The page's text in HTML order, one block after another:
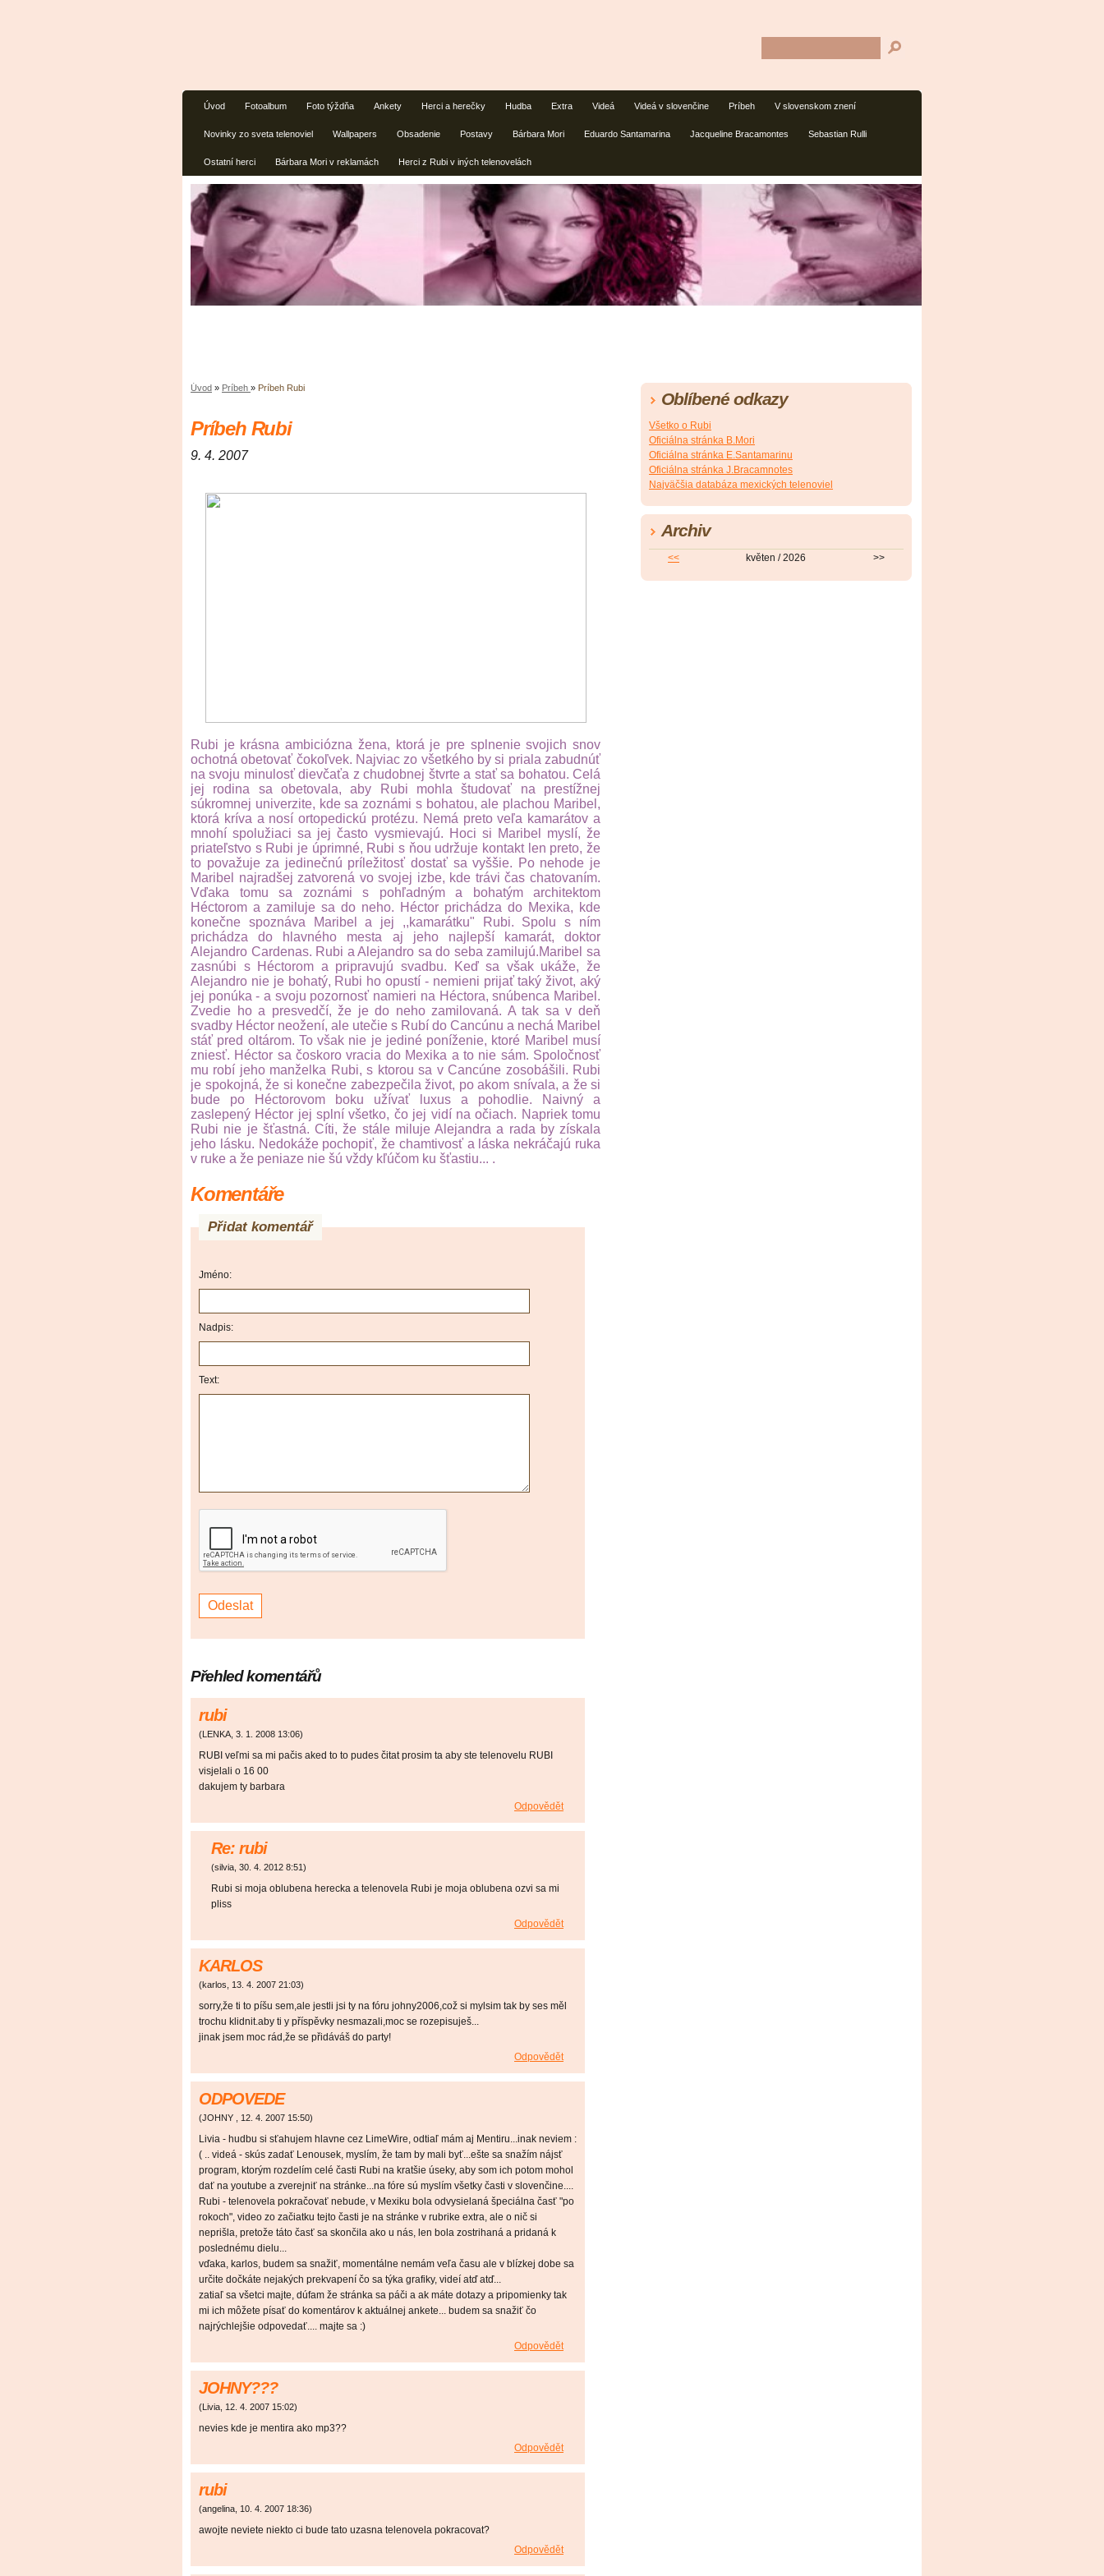
Úvod Fotoalbum Foto týždňa Ankety Herci a herečky Hudba Extra Videá Videá v slovenčine Príbeh V slovenskom znení
Novinky zo sveta telenoviel Wallpapers Obsadenie Postavy Bárbara Mori Eduardo Santamarina Jacqueline Bracamontes Sebastian Rulli
Ostatní herci Bárbara Mori v reklamách Herci z Rubi v iných telenovelách
Úvod » Príbeh » Príbeh Rubi
Príbeh Rubi
9. 4. 2007
Rubi je krásna ambiciózna žena, ktorá je pre splnenie svojich snov
ochotná obetovať čokoľvek. Najviac zo všetkého by si priala zabudnúť
na svoju minulosť dievčaťa z chudobnej štvrte a stať sa bohatou. Celá
jej rodina sa obetovala, aby Rubi mohla študovať na prestížnej
súkromnej univerzite, kde sa zoznámi s bohatou, ale plachou Maribel,
ktorá kríva a nosí ortopedickú protézu. Nemá preto veľa kamarátov a
mnohí spolužiaci sa jej často vysmievajú. Hoci si Maribel myslí, že
priateľstvo s Rubi je úprimné, Rubi s ňou udržuje kontakt len preto, že
to považuje za jedinečnú príležitosť dostať sa vyššie. Po nehode je
Maribel najradšej zatvorená vo svojej izbe, kde trávi čas chatovaním.
Vďaka tomu sa zoznámi s pohľadným a bohatým architektom
Héctorom a zamiluje sa do neho. Héctor prichádza do Mexika, kde
konečne spoznáva Maribel a jej ,,kamarátku" Rubi. Spolu s ním
prichádza do hlavného mesta aj jeho najlepší kamarát, doktor
Alejandro Cardenas. Rubi a Alejandro sa do seba zamilujú.Maribel sa
zasnúbi s Héctorom a pripravujú svadbu. Keď sa však ukáže, že
Alejandro nie je bohatý, Rubi ho opustí - nemieni prijať taký život, aký
jej ponúka - a svoju pozornosť namieri na Héctora, snúbenca Maribel.
Zvedie ho a presvedčí, že je do neho zamilovaná. A tak sa v deň
svadby Héctor neožení, ale utečie s Rubí do Cancúnu a nechá Maribel
stáť pred oltárom. To však nie je jediné poníženie, ktoré Maribel musí
zniesť. Héctor sa čoskoro vracia do Mexika a to nie sám. Spoločnosť
mu robí jeho manželka Rubi, s ktorou sa v Cancúne zosobášili. Rubi
je spokojná, že si konečne zabezpečila život, po akom snívala, a že si
bude po Héctorovom boku užívať luxus a pohodlie. Naivný a
zaslepený Héctor jej splní všetko, čo jej vidí na očiach. Napriek tomu
Rubi nie je šťastná. Cíti, že stále miluje Alejandra a rada by získala
jeho lásku. Nedokáže pochopiť, že chamtivosť a láska nekráčajú ruka
v ruke a že peniaze nie šú vždy kľúčom ku šťastiu... .
Komentáře
Přidat komentář
Jméno:
Nadpis:
Text:
Přehled komentářů
rubi
(LENKA 3. 1. 2008 13:06)
RUBI veľmi sa mi pačis aked to to pudes čitat prosim ta aby ste telenovelu RUBI
visjelali o 16 00
dakujem ty barbara
Odpovědět
Re: rubi
(silvia 30. 4. 2012 8:51)
Rubi si moja oblubena herecka a telenovela Rubi je moja oblubena ozvi sa mi
pliss
Odpovědět
KARLOS
(karlos 13. 4. 2007 21:03)
sorry,že ti to píšu sem,ale jestli jsi ty na fóru johny2006,což si mylsim tak by ses měl
trochu klidnit.aby ti y příspěvky nesmazali,moc se rozepisuješ...
jinak jsem moc rád,že se přidáváš do party!
Odpovědět
ODPOVEDE
(JOHNY 12. 4. 2007 15:50)
Livia - hudbu si sťahujem hlavne cez LimeWire, odtiaľ mám aj Mentiru...inak neviem :
( .. videá - skús zadať Lenousek, myslím, že tam by mali byť...ešte sa snažím nájsť
program, ktorým rozdelím celé časti Rubi na kratšie úseky, aby som ich potom mohol
dať na youtube a zverejniť na stránke...na fóre sú myslím všetky časti v slovenčine....
Rubi - telenovela pokračovať nebude, v Mexiku bola odvysielaná špeciálna časť "po
rokoch", video zo začiatku tejto časti je na stránke v rubrike extra, ale o nič si
neprišla, pretože táto časť sa skončila ako u nás, len bola zostrihaná a pridaná k
poslednému dielu...
vďaka, karlos, budem sa snažiť, momentálne nemám veľa času ale v blízkej dobe sa
určite dočkáte nejakých prekvapení čo sa týka grafiky, videí atď atď...
zatiaľ sa všetci majte, dúfam že stránka sa páči a ak máte dotazy a pripomienky tak
mi ich môžete písať do komentárov k aktuálnej ankete... budem sa snažiť čo
najrýchlejšie odpovedať.... majte sa :)
Odpovědět
JOHNY???
(Livia 12. 4. 2007 15:02)
nevies kde je mentira ako mp3??
Odpovědět
rubi
(angelina 10. 4. 2007 18:36)
awojte neviete niekto ci bude tato uzasna telenovela pokracovat?
Odpovědět
Oblíbené odkazy
Všetko o Rubi
Oficiálna stránka B.Mori
Oficiálna stránka E.Santamarinu
Oficiálna stránka J.Bracamnotes
Najväčšia databáza mexických telenoviel
Archiv
<< květen / 2026 >>